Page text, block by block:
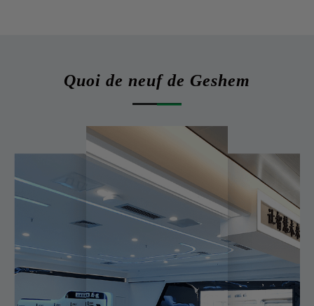
Quoi de neuf de Geshem